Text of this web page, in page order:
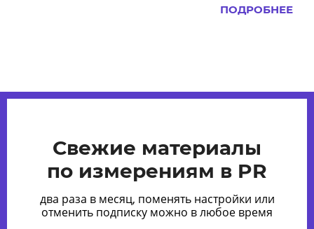
ПОДРОБНЕЕ
Свежие материалы
по измерениям в PR
два раза в месяц, поменять настройки или
отменить подписку можно в любое время